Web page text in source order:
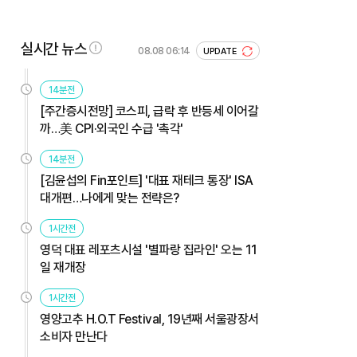
실시간 뉴스 08.08 06:14 UPDATE
14분전
[주간증시전망] 코스피, 급락 후 반등세 이어갈
까…美 CPI·외국인 수급 '촉각'
14분전
[김윤섭의 Fin포인트] '대표 재테크 통장' ISA
대개편…나에게 맞는 전략은?
1시간전
영덕 대표 레포츠시설 '별파랑 집라인' 오는 11
일 재개장
1시간전
영양고추 H.O.T Festival, 19년째 서울광장서
소비자 만난다